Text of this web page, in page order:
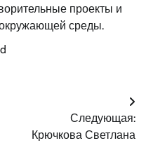
проекты и
окружающей среды.
Следующая:
Крючкова Светлана